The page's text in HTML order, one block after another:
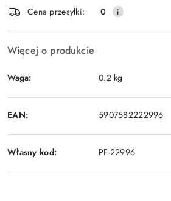
Cena przesyłki:
0
Więcej o produkcie
Waga: 0.2 kg
EAN: 5907582222996
Własny kod: PF-22996